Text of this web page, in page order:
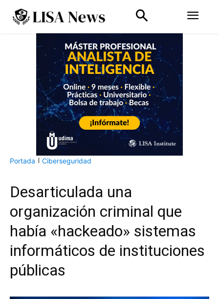
Portada Ciberseguridad
Desarticulada una
organización criminal que
había «hackeado» sistemas
informáticos de instituciones
públicas